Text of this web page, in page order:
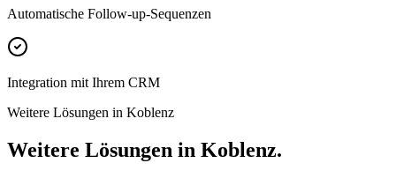
Automatische Follow-up-Sequenzen
Integration mit Ihrem CRM
Weitere Lösungen in Koblenz
Weitere Lösungen in Koblenz.